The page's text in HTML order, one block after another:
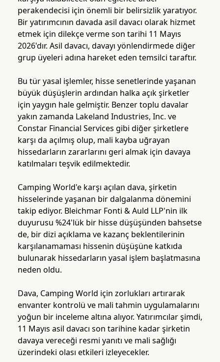
perakendecisi için önemli bir belirsizlik yaratıyor.
Bir yatırımcının davada asil davacı olarak hizmet
etmek için dilekçe verme son tarihi 11 Mayıs
2026'dır. Asil davacı, davayı yönlendirmede diğer
grup üyeleri adına hareket eden temsilci taraftır.
Bu tür yasal işlemler, hisse senetlerinde yaşanan
büyük düşüşlerin ardından halka açık şirketler
için yaygın hale gelmiştir. Benzer toplu davalar
yakın zamanda Lakeland Industries, Inc. ve
Constar Financial Services gibi diğer şirketlere
karşı da açılmış olup, mali kayba uğrayan
hissedarların zararlarını geri almak için davaya
katılmaları teşvik edilmektedir.
Camping World'e karşı açılan dava, şirketin
hisselerinde yaşanan bir dalgalanma dönemini
takip ediyor. Bleichmar Fonti & Auld LLP'nin ilk
duyurusu %24'lük bir hisse düşüşünden bahsetse
de, bir dizi açıklama ve kazanç beklentilerinin
karşılanamaması hissenin düşüşüne katkıda
bulunarak hissedarların yasal işlem başlatmasına
neden oldu.
Dava, Camping World için zorlukları artırarak
envanter kontrolü ve mali tahmin uygulamalarını
yoğun bir inceleme altına alıyor. Yatırımcılar şimdi,
11 Mayıs asil davacı son tarihine kadar şirketin
davaya vereceği resmi yanıtı ve mali sağlığı
üzerindeki olası etkileri izleyecekler.